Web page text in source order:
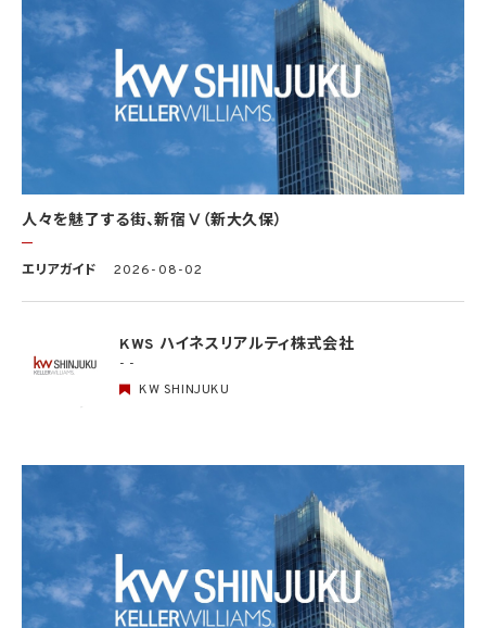
ず、利用目的の達成に必要な範囲を超えて個人情報を取り扱いません。但し、次の場合は
この限りではありません。
(1) 法令に基づく場合
(2) 人の生命、身体又は財産の保護のために必要がある場合であって、本人の同意を得
ることが困難であるとき
(3) 公衆衛生の向上又は児童の健全な育成の推進のために特に必要がある場合であっ
て、本人の同意を得ることが困難であるとき
(4) 国の機関もしくは地方公共団体又はその委託を受けた者が法令の定める事務を遂
行することに対して協力する必要がある場合であって、本人の同意を得ることにより当該
事務の遂行に支障を及ぼすおそれがあるとき
個人データを学術研究目的で取り扱う必要があるとき（当該個人データを取り扱う目的
ある場合を除きます。）。
4.2 当社は、違法又は不当な行為を助長し、又は誘発するおそれがある方法により個人
5. 個人情報の適正な取得
5.1 当社は、適正に個人情報を取得し、偽りその他不正の手段により取得しません。
(1) 第4.1項第1号から第4号までのいずれかに該当する場合
(2) 学術研究機関等から要配慮個人情報を取得する場合であって、当該要配慮個人情報
を学術研究目的で取得する必要があるとき（当該要配慮個人情報を取得する目的の一
部が学術研究目的である場合を含み、個人の権利利益を不当に侵害するおそれがある
場合を除きます。）（当該個人情報取扱事業者と当該学術研究機関等が共同して学術研
究を行う場合に限ります。）
(3) 当該要配慮個人情報が、本人、国の機関、地方公共団体、学術研究機関等、個人情報
保護法第57条第1項各号に掲げる者その他個人情報保護委員会規則で定める者により
公開されている場合
人々を魅了する街、新宿Ⅴ（新大久保）
エリアガイド 2026-08-02
KWS ハイネスリアルティ株式会社
- -
KW SHINJUKU